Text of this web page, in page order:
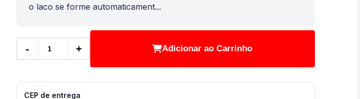
o laco se forme automaticament...
- + Adicionar ao Carrinho
CEP de entrega